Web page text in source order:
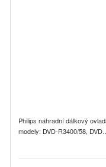
Philips náhradní dálkový
modely: DVD-R3400/58,